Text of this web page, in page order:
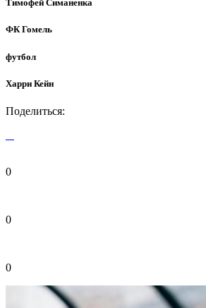
Тимофей Симаненка
ФК Гомель
футбол
Харри Кейн
Поделиться:
0
0
0